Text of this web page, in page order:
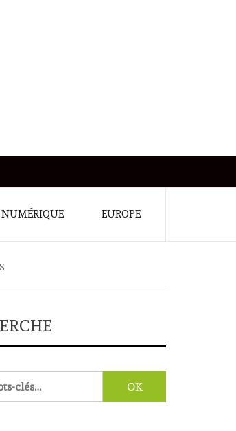
NUMÉRIQUE EUROPE